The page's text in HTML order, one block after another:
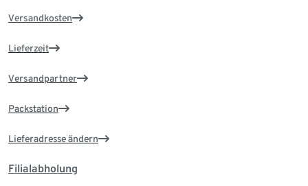
Versandkosten
Lieferzeit
Versandpartner
Packstation
Lieferadresse ändern
Filialabholung